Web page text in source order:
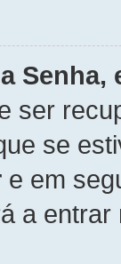
Senha,
ser
se
e em
a